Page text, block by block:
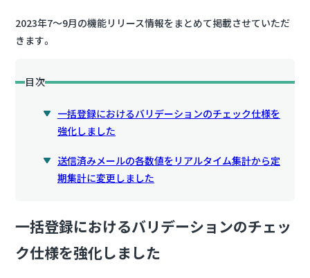
2023年7～9月の機能リリース情報をまとめて掲載させていただ
きます。
目次
一括登録におけるバリデーションのチェック仕様を
強化しました
送信済みメールの各数値をリアルタイム集計から定
期集計に変更しました
一括登録におけるバリデーションのチェッ
ク仕様を強化しました